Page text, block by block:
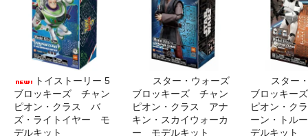
トイストーリー 5
ブロッキーズ チャン
ピオン・クラス バ
ズ・ライトイヤー モ
デルキット
スター・ウォーズ
ブロッキーズ チャン
ピオン・クラス アナ
キン・スカイウォーカ
ー モデルキット
スター
ブロッキー
ピオン・ク
ーン・トル
デルキット